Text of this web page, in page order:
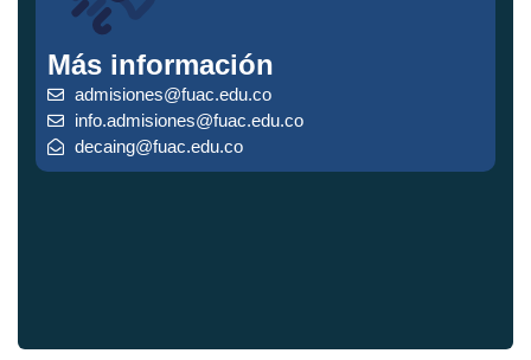
Más información
admisiones@fuac.edu.co
info.admisiones@fuac.edu.co
decaing@fuac.edu.co